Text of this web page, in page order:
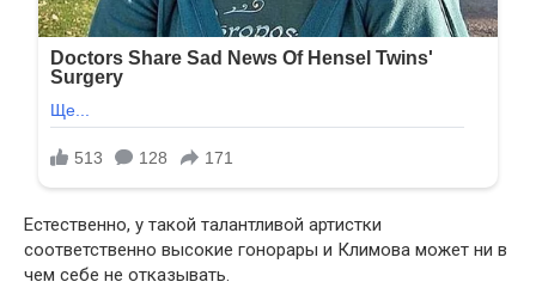
Естественно, у такой талантливой артистки
соответственно высокие гонорары и Климова может ни в
чем себе не отказывать.